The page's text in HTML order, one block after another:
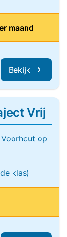
maand
Bekijk
Vrij
op
klas)